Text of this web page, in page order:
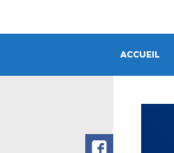
ACCUEIL